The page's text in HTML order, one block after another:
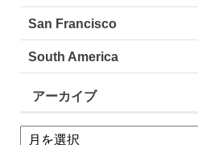
San Francisco
South America
アーカイブ